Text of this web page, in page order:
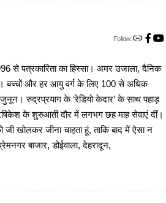
Follow:
से पत्रकारिता का हिस्सा। अमर उजाला, दैनिक
बच्चों और हर आयु वर्ग के लिए 100 से अधिक
रुद्रप्रयाग के ‘रेडियो केदार’ के साथ पहाड़
के शुरुआती दौर में लगभग छह माह सेवाएं दीं।
खोलकर जीना चाहता हूं, ताकि बाद में ऐसा न
बाजार, डोईवाला, देहरादून,